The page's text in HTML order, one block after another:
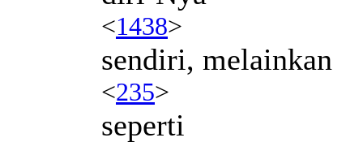
<1438>
sendiri, melainkan
<235>
seperti